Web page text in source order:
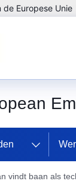
Europese Unie
vindt baan als